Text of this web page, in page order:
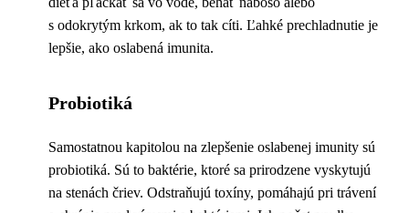
s odokrytým krkom, ak to tak cíti. Ľahké prechladnutie je
lepšie, ako oslabená imunita.
Probiotiká
Samostatnou kapitolou na zlepšenie oslabenej imunity sú
probiotiká. Sú to baktérie, ktoré sa prirodzene vyskytujú
na stenách čriev. Odstraňujú toxíny, pomáhajú pri trávení